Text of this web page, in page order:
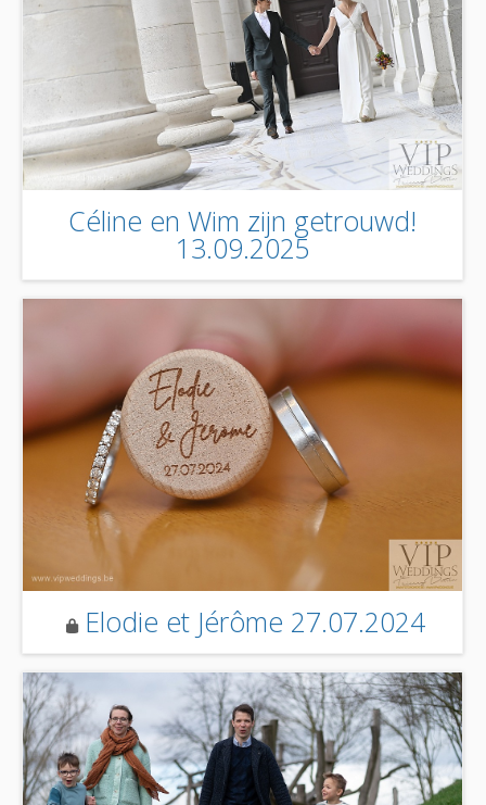
Céline en Wim zijn getrouwd!
13.09.2025
Elodie et Jérôme 27.07.2024